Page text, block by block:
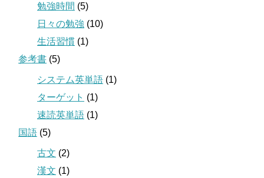
勉強時間 (5)
日々の勉強 (10)
生活習慣 (1)
参考書 (5)
システム英単語 (1)
ターゲット (1)
速読英単語 (1)
国語 (5)
古文 (2)
漢文 (1)